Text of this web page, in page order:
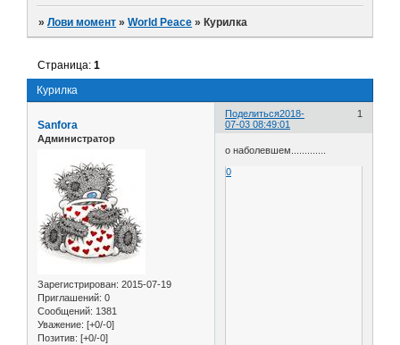
»Лови момент »World Peace »Курилка
Курилка
Страница:1
Поделиться 1
2018-
07-03 08:49:01
Sanfora
Администратор
Зарегистрирован: 2015-07-19
Приглашений: 0
Сообщений: 1381
Уважение: [+0/-0]
Позитив: [+0/-0]
о наболевшем.............
0